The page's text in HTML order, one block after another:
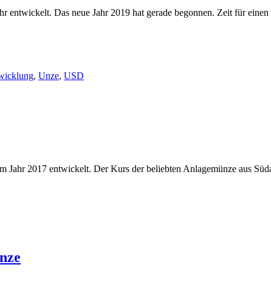
Das neue Jahr 2019 hat gerade begonnen. Zeit für
, Unze, USD
2017 entwickelt. Der Kurs der beliebten Anlagemünze aus